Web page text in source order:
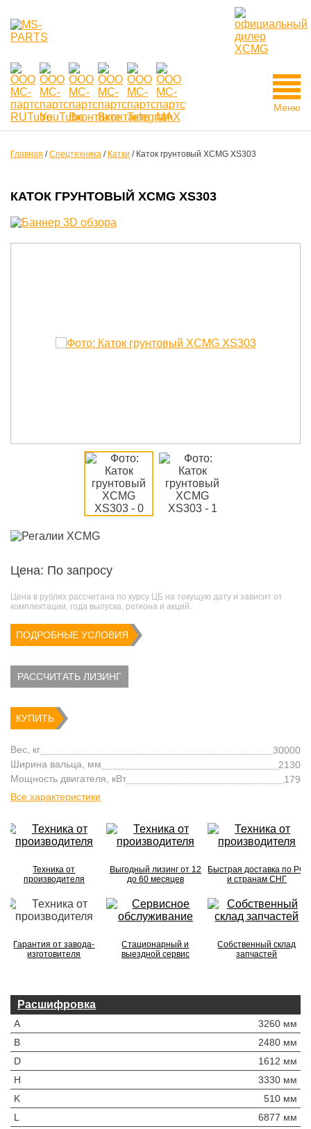
Меню
Главная /Спецтехника / Катки / Каток грунтовый XCMG XS303
КАТОК ГРУНТОВЫЙ XCMG XS303
Цена: По запросу
Цена в рублях рассчитана по курсу ЦБ на текущую дату и зависит от
комплектации, года выпуска, региона и акций.
ПОДРОБНЫЕ УСЛОВИЯ
РАССЧИТАТЬ ЛИЗИНГ
КУПИТЬ
Вес, кг
30000
Ширина вальца, мм
2130
Мощность двигателя, кВт
179
Все характеристики
Техника от
производителя
Выгодный лизинг от 12
до 60 месяцев
Быстрая доставка по РФ
и странам СНГ
Гарантия от завода-
изготовителя
Стационарный и
выездной сервис
Собственный склад
запчастей
Расшифровка
A
3260 мм
B
2480 мм
D
1612 мм
H
3330 мм
K
510 мм
L
6877 мм